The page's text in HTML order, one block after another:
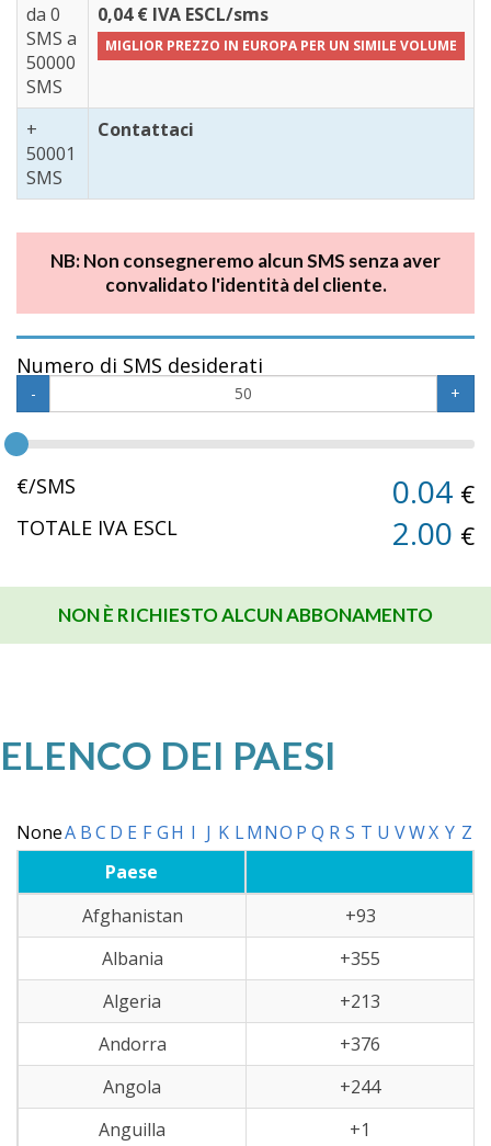
da 0
SMS a
50000
SMS
0,04 € IVA ESCL/sms
MIGLIOR PREZZO IN EUROPA PER UN SIMILE VOLUME
+
50001
SMS
Contattaci
NB: Non consegneremo alcun SMS senza aver
convalidato l'identità del cliente.
Numero di SMS desiderati
- +
€/SMS 0.04 €
TOTALE IVA ESCL 2.00 €
NON È RICHIESTO ALCUN ABBONAMENTO
ELENCO DEI PAESI
NoneA BC D E F GH I J K LMNO P Q R S T U VWX Y Z
Paese
Afghanistan
+93
Albania
+355
Algeria
+213
Andorra
+376
Angola
+244
Anguilla
+1